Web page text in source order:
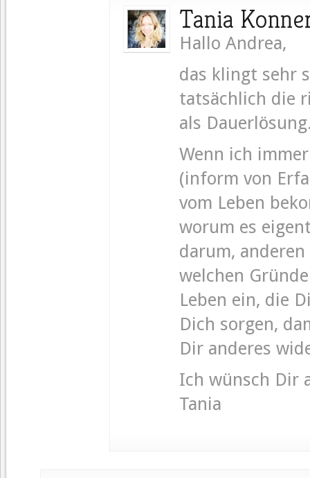
Tania
Hallo Andrea,
das klingt sehr
tatsächlich die
als
Wenn ich
(inform von
vom Leben
worum es
darum, anderen
welchen
Leben ein, die
Dich sorgen,
Dir anderes
Ich wünsch Dir
Tania